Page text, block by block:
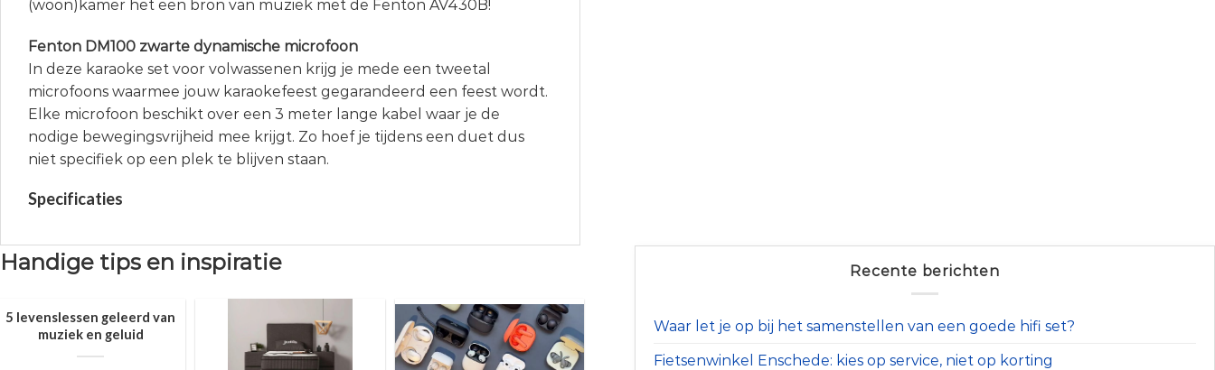
(woon)kamer het een bron van muziek met de Fenton AV430B!
Fenton DM100 zwarte dynamische microfoon
In deze karaoke set voor volwassenen krijg je mede een tweetal
microfoons waarmee jouw karaokefeest gegarandeerd een feest wordt.
Elke microfoon beschikt over een 3 meter lange kabel waar je de
nodige bewegingsvrijheid mee krijgt. Zo hoef je tijdens een duet dus
niet specifiek op een plek te blijven staan.
Specificaties
Handige tips en inspiratie
5 levenslessen geleerd van
muziek en geluid
Recente berichten
Waar let je op bij het samenstellen van een goede hifi set?
Fietsenwinkel Enschede: kies op service, niet op korting